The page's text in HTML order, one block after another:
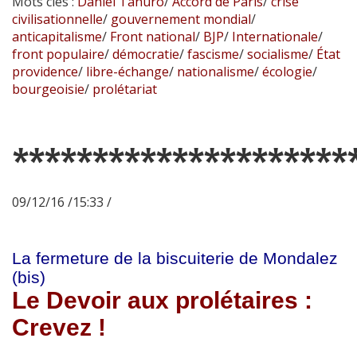
civilisationnelle/ gouvernement mondial/
anticapitalisme/ Front national/ BJP/ Internationale/
front populaire/démocratie/fascisme/socialisme/ État
providence/ libre-échange/ nationalisme/écologie/
bourgeoisie/ prolétariat
09/12/16 /15:33 /
La fermeture de la biscuiterie de Mondalez
(bis)
Le Devoir aux prolétaires :
Crevez !